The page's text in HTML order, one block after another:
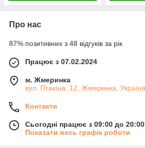
Про нас
87% позитивних з 48 відгуків за рік
Працює з 07.02.2024
м. Жмеринка
вул. Птахіна, 12, Жмеринка, Україна
Контакти
Сьогодні працює з 09:00 до 20:00
Показати весь графік роботи